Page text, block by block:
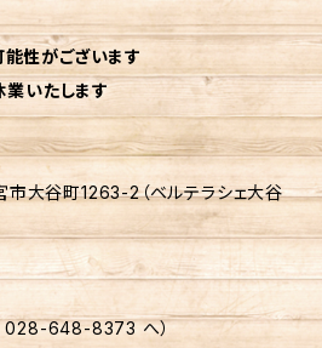
性がございます
いたします
大谷町1263-2（ベルテラシェ大谷
028-648-8373 へ）